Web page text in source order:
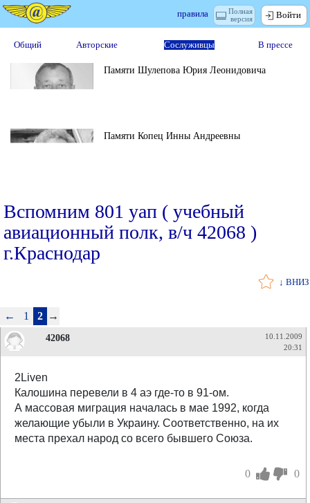
Полная
версия
правила Войти
Общий Авторские Сослуживцы В прессе
Памяти Шулепова Юрия Леонидовича
Памяти Копец Инны Андреевны
Вспомним 801 уап ( учебный
авиационный полк, в/ч 42068 )
г.Краснодар
↓ ВНИЗ
← 1 2 →
42068
10.11.2009
20:31
2Liven
Калошина перевели в 4 аэ где-то в 91-ом.
А массовая миграция началась в мае 1992, когда
желающие убыли в Украину. Соответственно, на их
места прехал народ со всего бывшего Союза.
0 0